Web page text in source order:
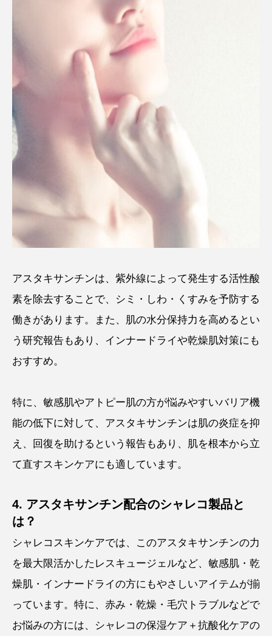
アスタキサンチンは、紫外線によって発生する活性酸
素を除去することで、シミ・しわ・くすみを予防する
働きがあります。また、肌の水分保持力を高めるとい
う研究報告もあり、インナードライや乾燥肌対策にも
おすすめ。
特に、敏感肌やアトピー肌の方が悩みやすいバリア機
能の低下に対して、アスタキサンチンは肌の炎症を抑
え、回復を助けるという報告もあり、肌を根本から立
て直すスキンケアにも適しています。
4. アスタキサンチン配合のシャレコ製品と
は？
シャレコスキンケアでは、このアスタキサンチンの力
を最大限活かしたレスキュージェルなど、敏感肌・乾
燥肌・インナードライの方にもやさしいアイテムが揃
っています。特に、赤み・乾燥・毛穴トラブルなどで
お悩みの方には、シャレコの保湿ケア＋抗酸化ケアの